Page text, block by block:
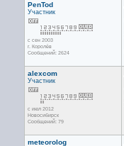
PenTod
Участник
с сен 2003
г. Королёв
Сообщений: 2624
alexcom
Участник
с июл 2012
Новосибирск
Сообщений: 79
meteorolog